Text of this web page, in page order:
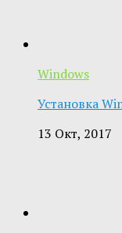
Windows
Установка
13 Окт, 2017